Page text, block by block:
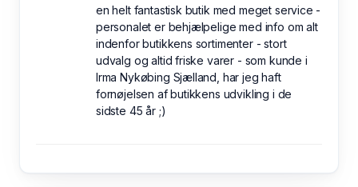
en helt fantastisk butik med meget service -
personalet er behjælpelige med info om alt
indenfor butikkens sortimenter - stort
udvalg og altid friske varer - som kunde i
Irma Nykøbing Sjælland, har jeg haft
fornøjelsen af butikkens udvikling i de
sidste 45 år ;)